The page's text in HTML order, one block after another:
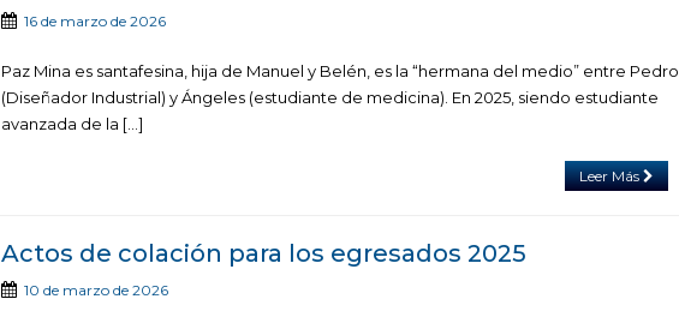
16 de marzo de 2026
Paz Mina es santafesina, hija de Manuel y Belén, es la “hermana del medio” entre Pedro
(Diseñador Industrial) y Ángeles (estudiante de medicina). En 2025, siendo estudiante
avanzada de la […]
Leer Más
Actos de colación para los egresados 2025
10 de marzo de 2026